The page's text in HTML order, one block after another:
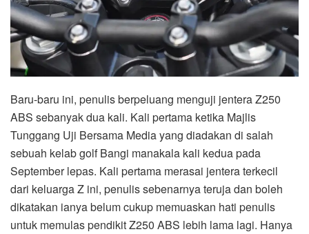
Baru-baru ini, penulis berpeluang menguji jentera Z250
ABS sebanyak dua kali. Kali pertama ketika Majlis
Tunggang Uji Bersama Media yang diadakan di salah
sebuah kelab golf Bangi manakala kali kedua pada
September lepas. Kali pertama merasai jentera terkecil
dari keluarga Z ini, penulis sebenarnya teruja dan boleh
dikatakan ianya belum cukup memuaskan hati penulis
untuk memulas pendikit Z250 ABS lebih lama lagi. Hanya